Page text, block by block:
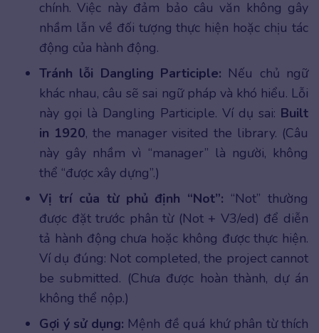
chính. Việc này đảm bảo câu văn không gây
nhầm lẫn về đối tượng thực hiện hoặc chịu tác
động của hành động.
Tránh lỗi Dangling Participle: Nếu chủ ngữ
khác nhau, câu sẽ sai ngữ pháp và khó hiểu. Lỗi
này gọi là Dangling Participle. Ví dụ sai: Built
in 1920, the manager visited the library. (Câu
này gây nhầm vì “manager” là người, không
thể “được xây dựng”.)
Vị trí của từ phủ định “Not”: “Not” thường
được đặt trước phân từ (Not + V3/ed) để diễn
tả hành động chưa hoặc không được thực hiện.
Ví dụ đúng: Not completed, the project cannot
be submitted. (Chưa được hoàn thành, dự án
không thể nộp.)
Gợi ý sử dụng: Mệnh đề quá khứ phân từ thích